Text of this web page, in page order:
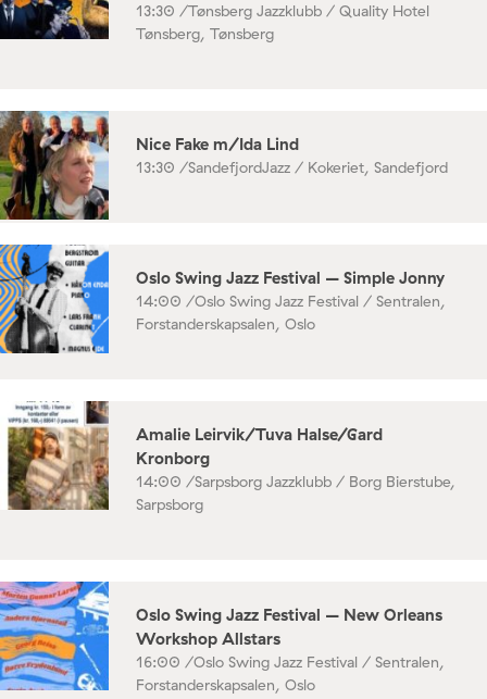
13:30 /Tønsberg Jazzklubb / Quality Hotel
Tønsberg, Tønsberg
Nice Fake m/Ida Lind
13:30 /SandefjordJazz / Kokeriet, Sandefjord
Oslo Swing Jazz Festival – Simple Jonny
14:00 /Oslo Swing Jazz Festival / Sentralen,
Forstanderskapsalen, Oslo
Amalie Leirvik/Tuva Halse/Gard
Kronborg
14:00 /Sarpsborg Jazzklubb / Borg Bierstube,
Sarpsborg
Oslo Swing Jazz Festival – New Orleans
Workshop Allstars
16:00 /Oslo Swing Jazz Festival / Sentralen,
Forstanderskapsalen, Oslo